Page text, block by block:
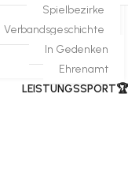
Spielbezirke
Verbandsgeschichte
In Gedenken
Ehrenamt
​LEISTUNGSSPORT🏆